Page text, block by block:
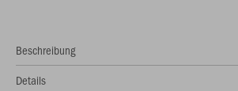
Beschreibung
Details